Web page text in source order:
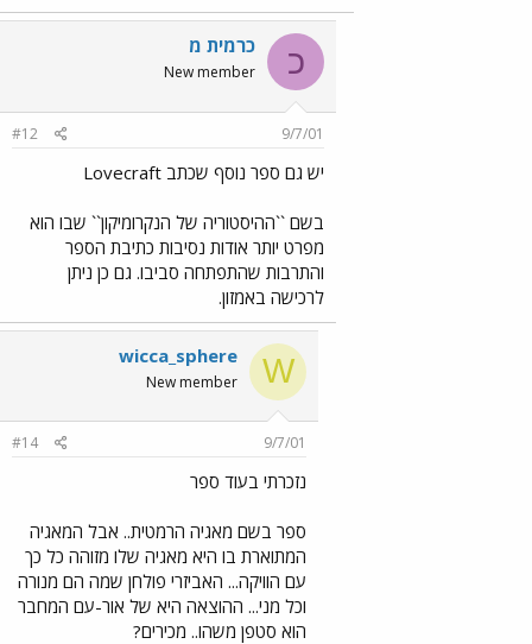
כ כרמית מ
New member
9/7/01
#12
יש גם ספר נוסף שכתב Lovecraft
בשם ``ההיסטוריה של הנקרומיקון`` שבו הוא
מפרט יותר אודות נסיבות כתיבת הספר
והתרבות שהתפתחה סביבו. גם כן ניתן
לרכישה באמזון.
W
wicca_sphere
New member
9/7/01
#14
נזכרתי בעוד ספר
ספר בשם מאגיה הרמטית.. אבל המאגיה
המתוארת בו היא מאגיה שלו מזוהה כל כך
עם הוויקה... האביזרי פולחן שמה הם מנורה
וכל מני... ההוצאה היא של אור-עם המחבר
הוא סטפן משהו.. מכירים?